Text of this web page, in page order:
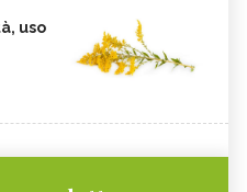
uso